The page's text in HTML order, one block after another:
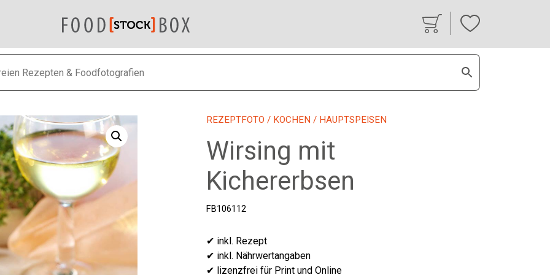
REZEPTFOTO / KOCHEN / HAUPTSPEISEN
Wirsing mit
Kichererbsen
FB106112
✔ inkl. Rezept
✔ inkl. Nährwertangaben
✔ lizenzfrei für Print und Online